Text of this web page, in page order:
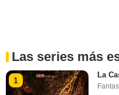
Las series más
1
La